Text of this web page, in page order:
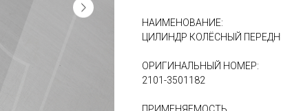
НАИМЕНОВАНИЕ:
ЦИЛИНДР КОЛЁСНЫЙ
ОРИГИНАЛЬНЫЙ НОМЕР:
2101-3501182